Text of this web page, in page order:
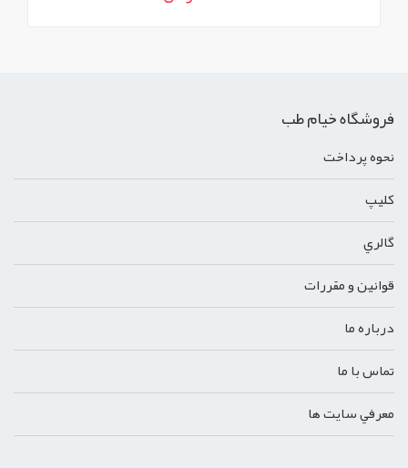
فروشگاه خیام طب
نحوه پرداخت
کليپ
گالري
قوانين و مقررات
درباره ما
تماس با ما
معرفي سايت ها